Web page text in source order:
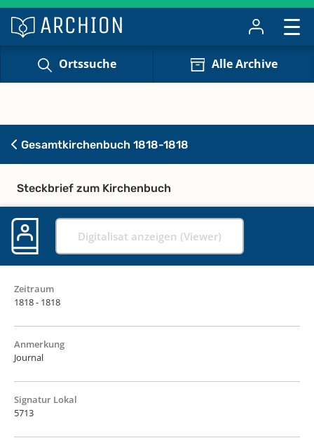
Ortssuche Alle Archive
Gesamtkirchenbuch 1818-1818
Steckbrief zum Kirchenbuch
Digitalisat anzeigen (Viewer)
Zeitraum
1818 - 1818
Anmerkung
Journal
Signatur Lokal
5713